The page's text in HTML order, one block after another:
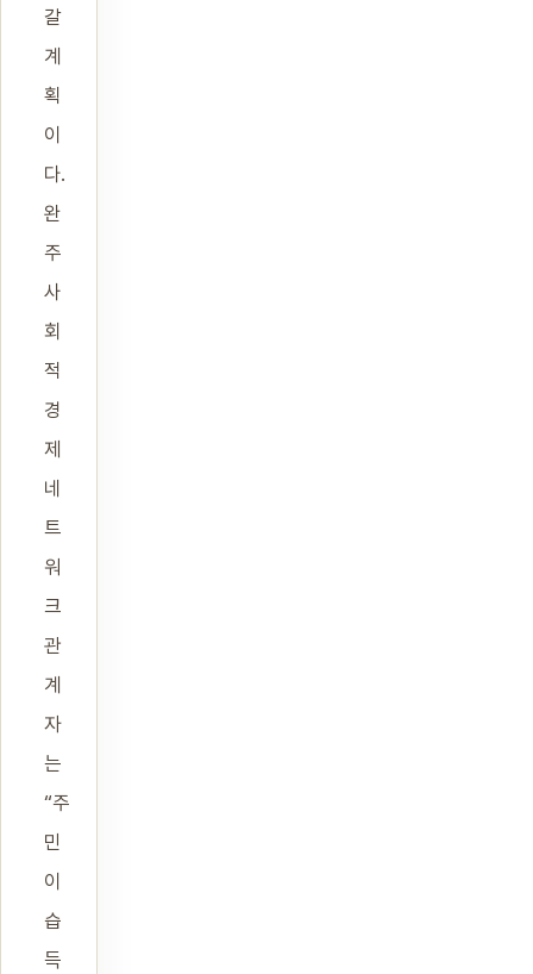
갈
계
획
이
다.
완
주
사
회
적
경
제
네
트
워
크
관
계
자
는
“주
민
이
습
득